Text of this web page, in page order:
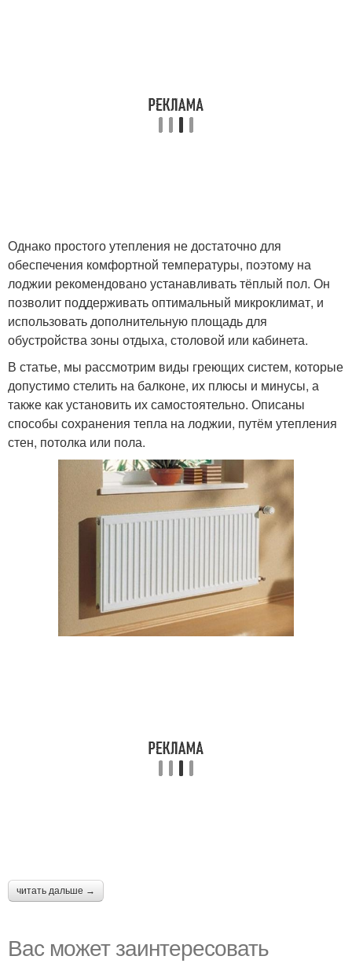
Однако простого утепления не достаточно для
обеспечения комфортной температуры, поэтому на
лоджии рекомендовано устанавливать тёплый пол. Он
позволит поддерживать оптимальный микроклимат, и
использовать дополнительную площадь для
обустройства зоны отдыха, столовой или кабинета.
В статье, мы рассмотрим виды греющих систем, которые
допустимо стелить на балконе, их плюсы и минусы, а
также как установить их самостоятельно. Описаны
способы сохранения тепла на лоджии, путём утепления
стен, потолка или пола.
читать дальше →
Вас может заинтересовать